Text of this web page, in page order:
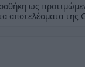
ως
αποτελέσματα της